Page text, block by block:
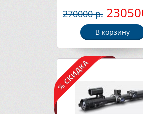
270000 р.
В корзину